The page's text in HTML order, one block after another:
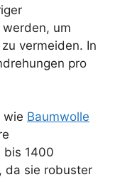
um
vermeiden. In
pro
wie Baumwolle
bis 1400
da sie robuster